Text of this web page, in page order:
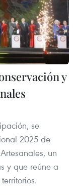
y
se
2025 de
un
y que reúne a